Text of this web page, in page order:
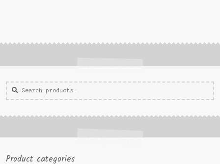
Zoeken
voor:
Zoek
Product categories